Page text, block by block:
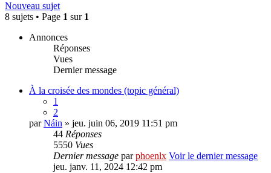
Nouveau sujet
8 sujets • Page 1 sur 1
Annonces
Réponses
Vues
Dernier message
À la croisée des mondes (topic général)
1
2
parNáin » jeu. juin 06, 2019 11:51 pm
44 Réponses
5550 Vues
Dernier message parphoenlx Voir le dernier message
jeu. janv. 11, 2024 12:42 pm